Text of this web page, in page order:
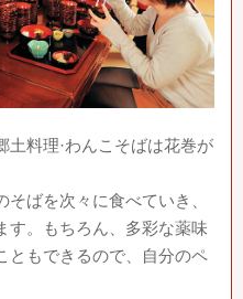
土料理·わんこそばは花巻が
ばを次々に食べていき、
す。もちろん、多彩な薬味
ともできるので、自分のペ